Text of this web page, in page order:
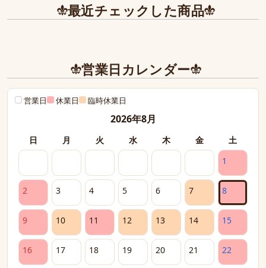
最近チェックした商品
営業日カレンダー
営業日 休業日 臨時休業日
2026年8月
日 月 火 水 木 金
土
1
2 3 4 5 6 7 8
9 10 11 12 13 14 15
16 17 18 19 20 21 22